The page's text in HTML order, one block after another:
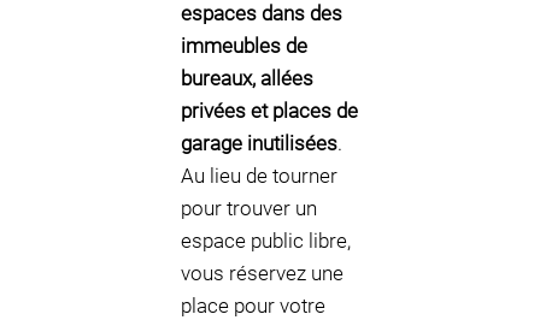
espaces dans des
immeubles de
bureaux, allées
privées et places de
garage inutilisées.
Au lieu de tourner
pour trouver un
espace public libre,
vous réservez une
place pour votre